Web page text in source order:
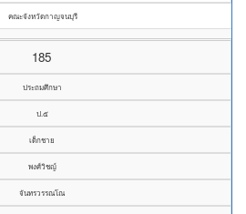
คณะจังหวัดกาญจนบุรี
185
ประถมศึกษา
ป.๕
เด็กชาย
พงศ์วิชญ์
จันทรวรรณโณ